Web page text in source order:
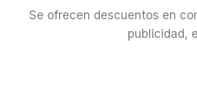
Se ofrecen descuentos en
publicidad,